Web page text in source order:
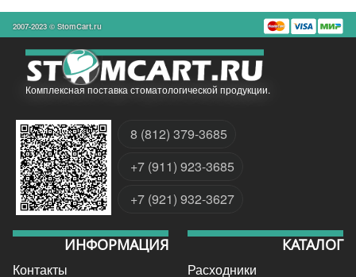
2007-2023 © StomCart.ru
Комплексная поставка стоматологической продукции.
8 (812) 379-3685
+7 (911) 923-3685
+7 (921) 932-3627
ИНФОРМАЦИЯ
Контакты
КАТАЛОГ
Расходники